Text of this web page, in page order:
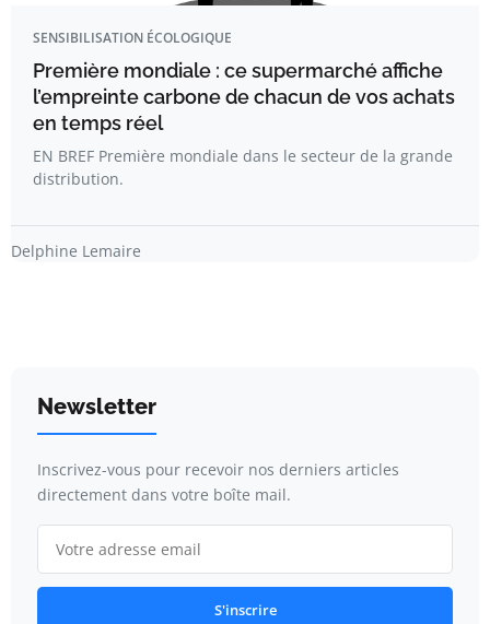
SENSIBILISATION ÉCOLOGIQUE
Première mondiale : ce supermarché affiche
l’empreinte carbone de chacun de vos achats
en temps réel
EN BREF Première mondiale dans le secteur de la grande
distribution.
Delphine Lemaire
Newsletter
Inscrivez-vous pour recevoir nos derniers articles
directement dans votre boîte mail.
S'inscrire